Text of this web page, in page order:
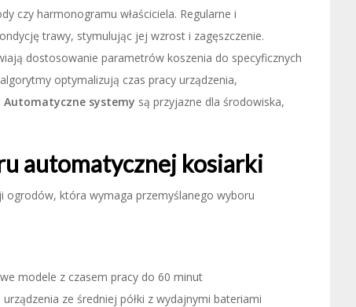
czy harmonogramu właściciela. Regularne i
trawy, stymulując jej wzrost i zagęszczenie.
dostosowanie parametrów koszenia do specyficznych
optymalizują czas pracy urządzenia,
Automatyczne systemy są przyjazne dla środowiska,
automatycznej kosiarki
ogrodów, która wymaga przemyślanego wyboru
modele z czasem pracy do 60 minut
ze średniej półki z wydajnymi bateriami